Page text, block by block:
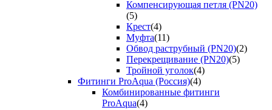
Компенсирующая петля (PN20)
(5)
Крест(4)
Муфта(11)
Обвод раструбный (PN20)(2)
Перекрещивание (PN20)(5)
Тройной уголок(4)
Фитинги ProAqua (Россия)(4)
Комбинированные фитинги
ProAqua(4)